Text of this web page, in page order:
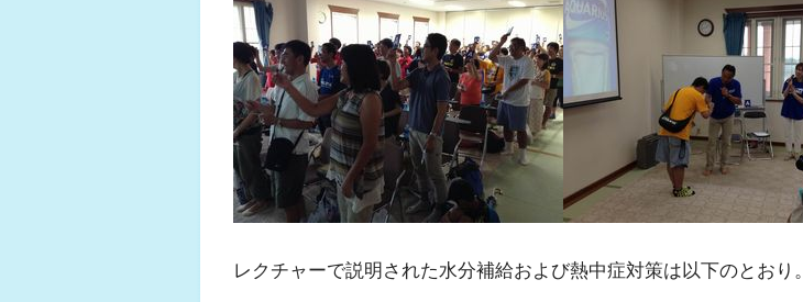
レクチャーで説明された水分補給および熱中症対策は以下のとおり。